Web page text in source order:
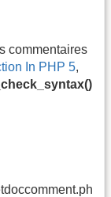
commentaires
In PHP 5,